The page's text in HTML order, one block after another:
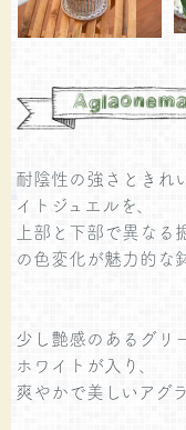
耐陰性の強さときれ
イトジュエルを、
上部と下部で異な
の色変化が魅力的な
少し艶感のあるグリ
ホワイトが入り、
爽やかで美しいアグ